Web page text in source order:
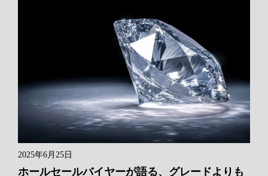
2025年6月25日
ホールセールバイヤーが語る、グレードよりも